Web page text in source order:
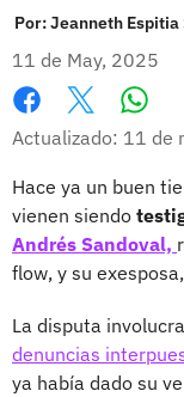
Por:Jeanneth Espitia
11 de May, 2025
Facebook
X
Actualizado: 11 de
Hace ya un buen
vienen siendo
Andrés Sandoval,
flow, y su
La disputa involucra
denuncias
ya había dado su